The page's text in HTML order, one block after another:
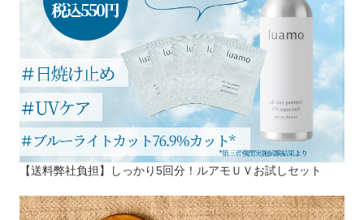
【送料弊社負担】しっかり5回分！ルアモＵＶお試しセット